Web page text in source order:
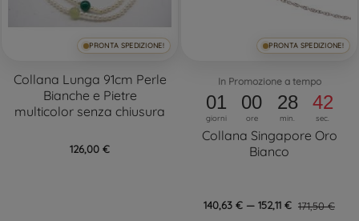
PRONTA SPEDIZIONE!
Collana Lunga 91cm Perle
Bianche e Pietre
multicolor senza chiusura
126,00 €
PRONTA SPEDIZIONE!
In Promozione a tempo
01
giorni
00
ore
28
min.
41
sec.
Collana Singapore Oro
Bianco
140,63 € — 152,11 € 171,50 €